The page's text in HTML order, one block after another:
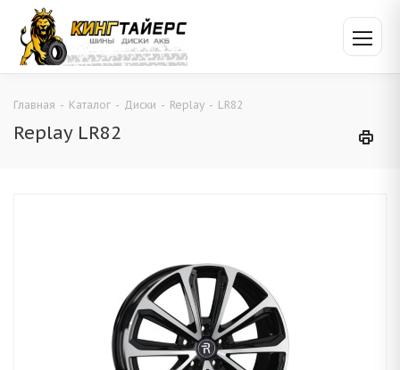
Главная - Каталог - Диски - Replay - LR82
Replay LR82